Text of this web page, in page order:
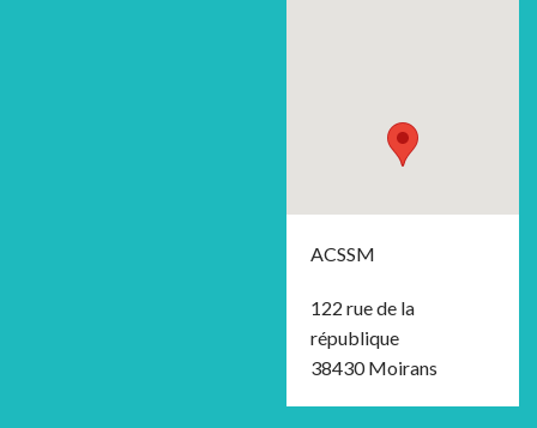
ACSSM
122 rue de la
république
38430 Moirans